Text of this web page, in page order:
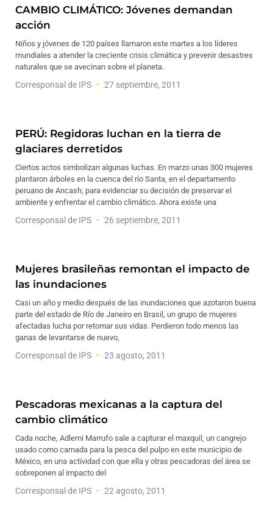
CAMBIO CLIMÁTICO: Jóvenes demandan
acción
Niños y jóvenes de 120 países llamaron este martes a los líderes
mundiales a atender la creciente crisis climática y prevenir desastres
naturales que se avecinan sobre el planeta.
Corresponsal de IPS 27 septiembre, 2011
PERÚ: Regidoras luchan en la tierra de
glaciares derretidos
Ciertos actos simbolizan algunas luchas. En marzo unas 300 mujeres
plantaron árboles en la cuenca del río Santa, en el departamento
peruano de Ancash, para evidenciar su decisión de preservar el
ambiente y enfrentar el cambio climático. Ahora existe una
Corresponsal de IPS 26 septiembre, 2011
Mujeres brasileñas remontan el impacto de
las inundaciones
Casi un año y medio después de las inundaciones que azotaron buena
parte del estado de Río de Janeiro en Brasil, un grupo de mujeres
afectadas lucha por retomar sus vidas. Perdieron todo menos las
ganas de levantarse de nuevo,
Corresponsal de IPS 23 agosto, 2011
Pescadoras mexicanas a la captura del
cambio climático
Cada noche, Adlemi Marrufo sale a capturar el maxquil, un cangrejo
usado como carnada para la pesca del pulpo en este municipio de
México, en una actividad con que ella y otras pescadoras del área se
sobreponen al impacto del
Corresponsal de IPS 22 agosto, 2011